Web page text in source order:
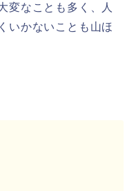
変なことも多く、人
いかないことも山ほ